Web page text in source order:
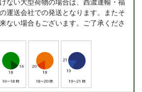
ない大型荷物の場合は、西濃運輸・福
運送会社での発送となります。またそ
ない場合もございます。ご了承くださ